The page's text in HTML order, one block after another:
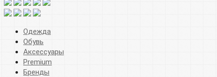
Одежда
Обувь
Аксессуары
Premium
Бренды